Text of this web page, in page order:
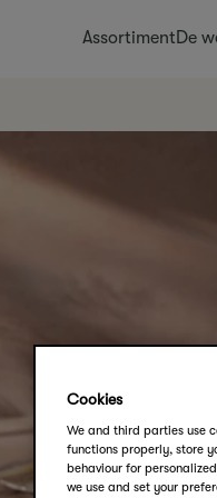
AssortimentDe
Cookies
We and third parties use
functions properly, store
behaviour for
we use and set your